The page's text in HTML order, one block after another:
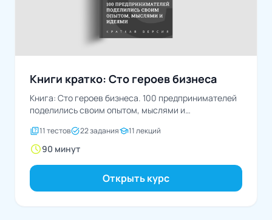
Книги кратко: Сто героев бизнеса
Книга: Сто героев бизнеса. 100 предпринимателей
поделились своим опытом, мыслями и
quiz11 тестовtask_alt22 заданияschool11 лекций
schedule90 минут
Открыть курс